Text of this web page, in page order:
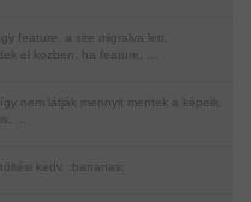
feature. a site migralva lett,
el kozben. ha feature, ...
nem látják mennyit mentek a képeik.
...
kedv. :bananas: